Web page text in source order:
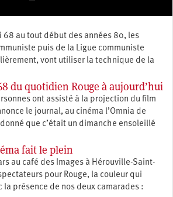
68 au tout début des années 80, les
puis de la Ligue communiste
vont utiliser la technique de la
du quotidien Rouge à aujourd’hui
ont assisté à la projection du film
le journal, au cinéma l’Omnia de
que c’était un dimanche ensoleillé
fait le plein
au café des Images à Hérouville-Saint-
pour Rouge, la couleur qui
la présence de nos deux camarades :